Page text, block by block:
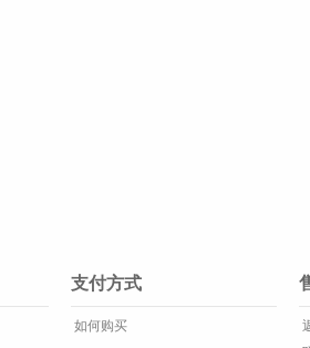
支付方式
如何购买